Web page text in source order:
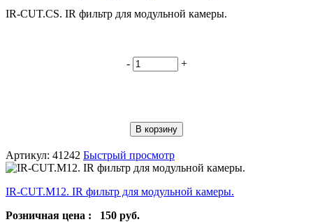
IR-CUT.CS. IR фильтр для модульной камеры.
- +
В корзину
Артикул: 41242 Быстрый просмотр
IR-CUT.M12. IR фильтр для модульной камеры.
Розничная цена : 150 руб.